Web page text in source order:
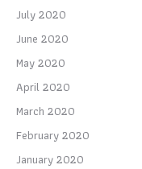
July 2020
June 2020
May 2020
April 2020
March 2020
February 2020
January 2020